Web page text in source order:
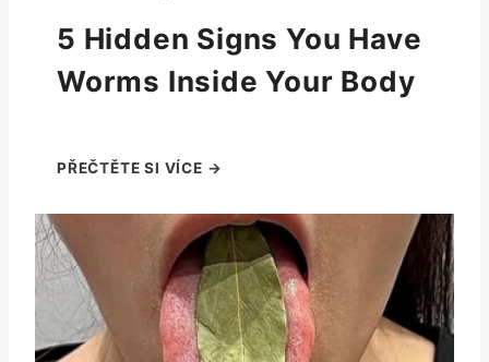
5 Hidden Signs You Have
Worms Inside Your Body